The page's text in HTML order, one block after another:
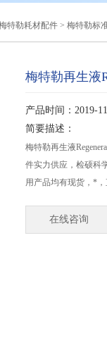
特勒耗材配件 > 梅特勒标
梅特勒再生液
产品时间：2019-
简要描述：
梅特勒再生液
件实力供应，检硕科
用产品均有现货，*，
在线咨询